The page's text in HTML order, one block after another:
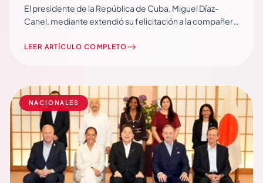
El presidente de la República de Cuba, Miguel Díaz-
Canel, mediante extendió su felicitación a la compañera
cumplir este 22 de junio, 71 años de vida. En su mensaje
LEER ARTÍCULO COMPLETO
NACIONALES